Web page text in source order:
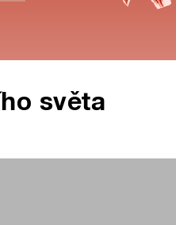
světa